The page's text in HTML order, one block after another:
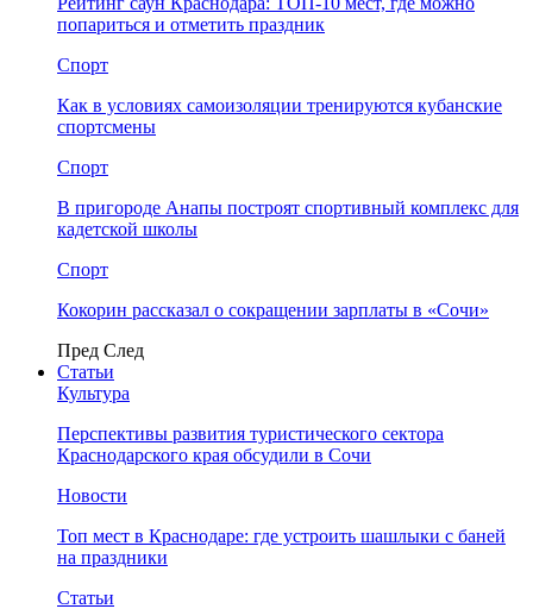
попариться и отметить праздник
Спорт
Как в условиях самоизоляции тренируются кубанские
спортсмены
Спорт
В пригороде Анапы построят спортивный комплекс для
кадетской школы
Спорт
Кокорин рассказал о сокращении зарплаты в «Сочи»
Пред След
Статьи
Культура
Перспективы развития туристического сектора
Краснодарского края обсудили в Сочи
Новости
Топ мест в Краснодаре: где устроить шашлыки с баней
на праздники
Статьи